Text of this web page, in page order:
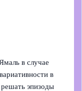
в случае
в
решать эпизоды